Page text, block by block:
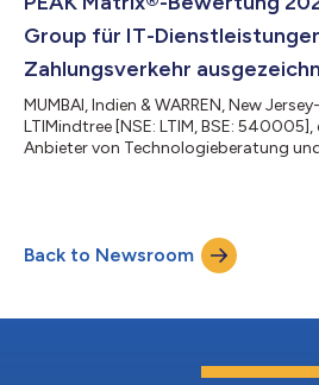
Group für IT-
Zahlungsverkehr
MUMBAI, Indien & WARREN, New
LTIMindtree [NSE: LTIM, BSE:
Anbieter von Technologieberatung
strategischen Transformationspartner,
Modernisierungsmaßnahmen,
Innovationen in Echtzeit und im
Back to Newsroom